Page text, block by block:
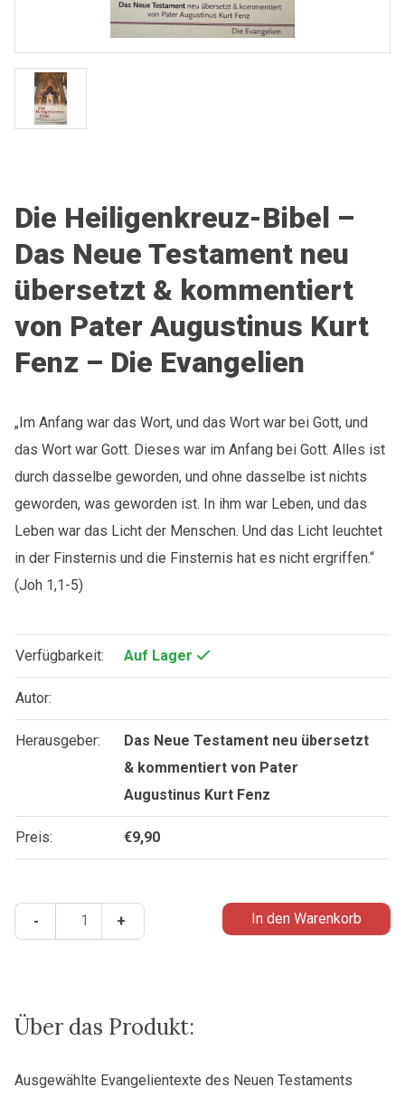
Die Heiligenkreuz-Bibel –
Das Neue Testament neu
übersetzt & kommentiert
von Pater Augustinus Kurt
Fenz – Die Evangelien
„Im Anfang war das Wort, und das Wort war bei Gott, und
das Wort war Gott. Dieses war im Anfang bei Gott. Alles ist
durch dasselbe geworden, und ohne dasselbe ist nichts
geworden, was geworden ist. In ihm war Leben, und das
Leben war das Licht der Menschen. Und das Licht leuchtet
in der Finsternis und die Finsternis hat es nicht ergriffen.“
(Joh 1,1-5)
Verfügbarkeit: Auf Lager
Autor:
Herausgeber:
Das Neue Testament neu übersetzt
& kommentiert von Pater
Augustinus Kurt Fenz
Preis: €9,90
-
Heiligenkreuz-
Neue
übersetzt
+ In den Warenkorb
Über das Produkt:
Ausgewählte Evangelientexte des Neuen Testaments